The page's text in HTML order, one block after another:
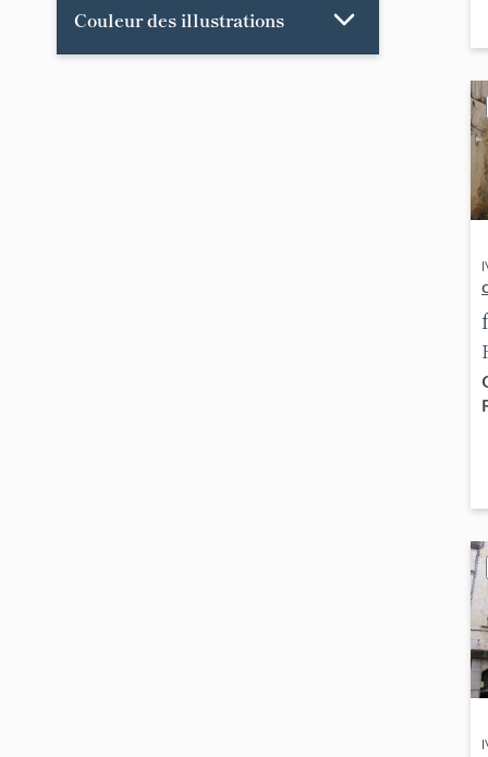
Couleur des illustrations